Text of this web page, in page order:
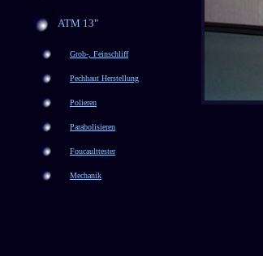
ATM 13"
Grob-, Feinschliff
Pechhaut Herstellung
Polieren
Parabolisieren
Foucaulttester
Mechanik